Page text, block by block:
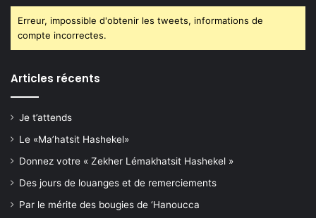
Erreur, impossible d'obtenir les tweets, informations de
compte incorrectes.
Articles récents
Je t’attends
Le «Ma’hatsit Hashekel»
Donnez votre « Zekher Lémakhatsit Hashekel »
Des jours de louanges et de remerciements
Par le mérite des bougies de ‘Hanoucca